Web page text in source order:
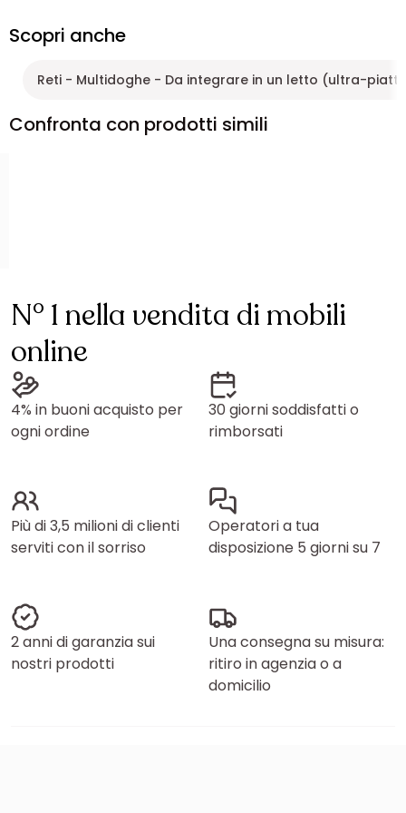
Scopri anche
Reti - Multidoghe - Da integrare in un letto (ultra-
Confronta con prodotti simili
N° 1 nella vendita di mobili
online
4% in buoni acquisto per
ogni ordine
30 giorni soddisfatti o
rimborsati
Più di 3,5 milioni di clienti
serviti con il sorriso
Operatori a tua
disposizione 5 giorni su 7
2 anni di garanzia sui
nostri prodotti
Una consegna su misura:
ritiro in agenzia o a
domicilio